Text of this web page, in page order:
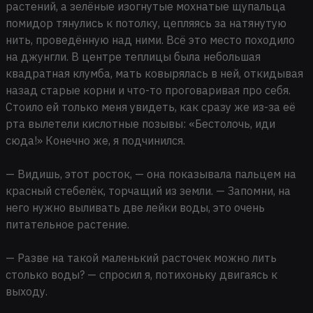
растений, а зелёные изогнутые мохнатые щупальца
помидор тянулись к потолку, цепляясь за натянутую
нить, проведённую над ними. Всё это место походило
на джунгли. В центре теплицы была небольшая
квадратная клумба, мать ковырялась в ней, откидывая
назад старые корни и что-то проговаривая про себя.
Стоило ей только меня увидеть, как сразу же из-за её
рта вылетели кислотные позывы: «Бестолочь, иди
сюда!» Конечно же, я подчинился.
— Видишь, этот росток, — она показывала пальцем на
красный стебелёк, торчащий из земли. — Запомни, на
него нужно выливать две лейки воды, это очень
питательное растение.
— Разве на такой маленький расточек можно лить
столько воды? — спросил я, потихоньку двигаясь к
выходу.